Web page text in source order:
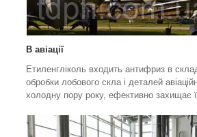
В авіації
Етиленгліколь входить антифриз в
обробки лобового скла і деталей
холодну пору року, ефективно захищає